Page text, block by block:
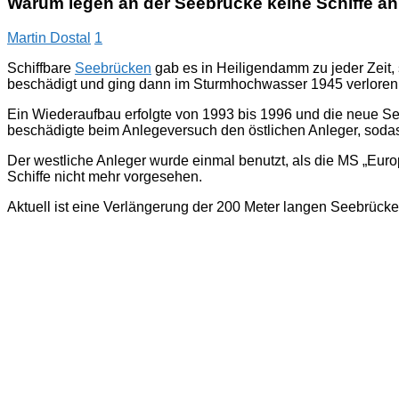
Martin Dostal 1
Schiffbare Seebrücken gab es in Heiligendamm zu jeder
beschädigt und ging dann im Sturmhochwasser 1945
Ein Wiederaufbau erfolgte von 1993 bis 1996 und die neue
beschädigte beim Anlegeversuch den östlichen Anleger,
Der westliche Anleger wurde einmal benutzt, als die MS
Schiffe nicht mehr vorgesehen.
Aktuell ist eine Verlängerung der 200 Meter langen